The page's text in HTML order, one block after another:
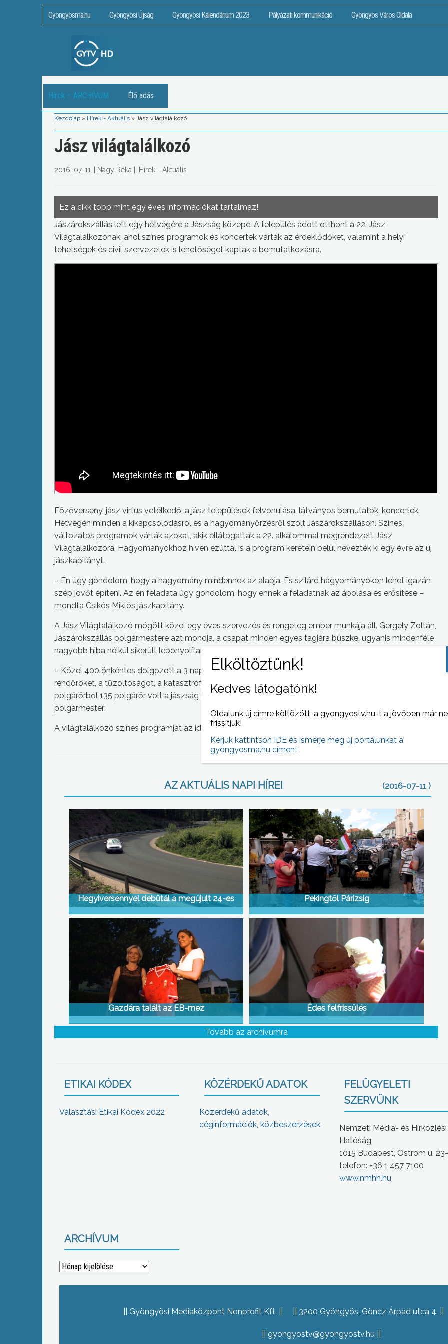
Gyöngyösma.hu Gyöngyösi Újság Gyöngyösi Kalendárium 2023 Pályázati kommunikáció Gyöngyös Város Oldala
Hírek – ARCHÍVUM Élő adás
Kezdőlap » Hírek - Aktuális » Jász világtalálkozó
Jász világtalálkozó
2016. 07. 11. Nagy Réka Hírek - Aktuális
Ez a cikk több mint egy éves információkat tartalmaz!
Jászárokszállás lett egy hétvégére a Jászság közepe. A település adott otthont a 22. Jász
Világtalálkozónak, ahol színes programok és koncertek várták az érdeklődőket, valamint a helyi
tehetségek és civil szervezetek is lehetőséget kaptak a bemutatkozásra.
Főzőverseny, jász virtus vetélkedő, a jász települések felvonulása, látványos bemutatók, koncertek.
Hétvégén minden a kikapcsolódásról és a hagyományőrzésről szólt Jászárokszálláson. Színes,
változatos programok várták azokat, akik ellátogattak a 22. alkalommal megrendezett Jász
Világtalálkozóra. Hagyományokhoz híven ezúttal is a program keretein belül nevezték ki egy évre az új
jászkapitányt.
– Én úgy gondolom, hogy a hagyomány mindennek az alapja. És szilárd hagyományokon lehet igazán
szép jövőt építeni. Az én feladata úgy gondolom, hogy ennek a feladatnak az ápolása és erősítése –
mondta Csikós Miklós jászkapitány.
A Jász Világtalálkozó mögött közel egy éves szervezés és rengeteg ember munkája áll. Gergely Zoltán,
Jászárokszállás polgármestere azt mondja, a csapat minden egyes tagjára büszke, ugyanis mindenféle
nagyobb hiba nélkül sikerült lebonyolítani a jászok legnagyobb rendezvényét.
– Közel 400 önkéntes dolgozott a 3 nap alatt és még ehhez hozzá kell tenni a hivatásosokat, a
rendőröket, a tűzoltóságot, a katasztrófavédelemtől azokat, akik felügyelőként itt voltak. Csak
polgárőrből 135 polgárőr volt a jászság minden településéről jöttek – sorolta Gergely Zoltán
polgármester.
A világtalálkozó színes programját az idén 20 éves Hooligans zenekar zárta.
AZ AKTUÁLIS NAPI HÍREI (2016-07-11 )
Hegyiversennyel debütál a megújult 24-es Pekingtől Párizsig
Gazdára talált az EB-mez Édes felfrissülés
Tovább az archívumra
ETIKAI KÓDEX
Választási Etikai Kódex 2022
KÖZÉRDEKŰ ADATOK
Közérdekű adatok,
céginformációk, közbeszerzések
FELÜGYELETI
SZERVÜNK
Nemzeti Média- és Hírközlési
Hatóság
1015 Budapest, Ostrom u.
telefon: +36 1 457 7100
www.nmhh.hu
ARCHÍVUM
Archívum
Gyöngyösi Médiaközpont Nonprofit Kft. 3200 Gyöngyös, Göncz Árpád utca 4.
gyongyostv@gyongyostv.hu
Kedves látogatónk!
Oldalunk új címre költözött, a gyongyostv.hu-t a jövőben már
frissítjük!
Kérjük kattintson IDE és ismerje meg új portálunkat a
gyongyosma.hu címen!